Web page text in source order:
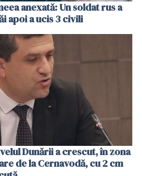
anexată: Un soldat rus a
apoi a ucis 3 civili
Dunării a crescut, în zona
de la Cernavodă, cu 2 cm